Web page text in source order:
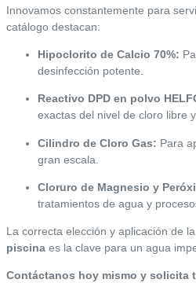
Innovamos constantemente para
catálogo destacan:
Hipoclorito de Calcio 70%:
desinfección potente.
Reactivo DPD en polvo
exactas del nivel de cloro libre
Cilindro de Cloro Gas: Para
gran escala.
Cloruro de Magnesio y
tratamientos de agua y
La correcta elección y aplicación de la
piscina es la clave para un agua
Contáctanos hoy mismo y solicita